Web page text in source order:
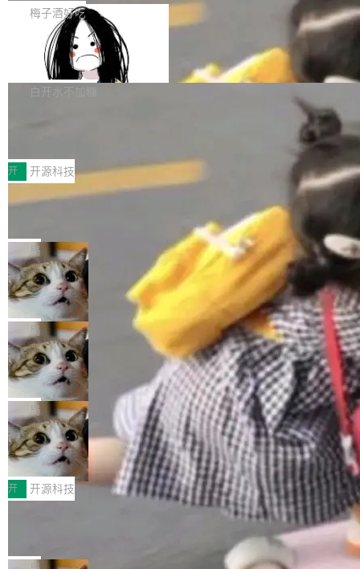
提交的编辑请求也长期处于待处理状态。 Groki
pedia 于去年底上线，定位为由人工智能生成内
容的百科平台，被马斯克视为传统众包百科网站
维基百科的替代方案。Lawfare 调查发现，无论
热门页面还是低关注度页面，均未出现近期更
是这样的：配 MessageSource 的 Bean、写 R
eloadableResourceBundleMessageSource、
声明 LocaleResolver、注册 LocaleChangeInt
erceptor…五六步之后才能看到第一行翻译文
本。 Solon 换了个方式。整个 i18n 模块围绕三
梅子酒好吃
Apache Doris 4.1 全面增强 Iceberg：
支持 UPDATE、MERGE INTO 与 Iceb
erg V3
Apache Doris 4.1 要补齐的，正是缺失的那一
半。在已有查询能力的基础上，Doris 进一步支
常维护操作，并完整支持 Iceberg V3 格式。
白开水不加糖
村国家自主创新示范区会议中心开幕。本届大会
由中关村智联软件服务业质量创新联盟主办，以
“智构可信·质创未来——AI原生时代的质量新范
式”为主题，直面AI从实验室走向规模化产业落地
的核心质量命题。会上，《2026智能研发生产力
工具选型手册》发布，Testin云测的Testin XAge
nt智能测试系统入选AI测试领域代表产品。对CI
O而言，这提示了一个转变：AI测试正在从效率
工具升级为企业的质量基础设施。 CIO面对的新
现实 过去两年，CIO们的焦虑清单上多了两项：
一是如何让大模型和智能体应用安全地从PoC走
向生产，二是如何让测试团队跟得上AI应用...
开 开源科技
让非法状态不可表示：一篇关于 ADT
有一种东西，一旦用过就回不去了。Alex Fedos
eev 管它叫"软件设计的基石"。 他说的东西不新
鲜——代数数据类型（ADT），尤其是和类型
（sum type）。但他说清楚了一件事：这不是类
型系统的学术体操，是日常编码的思维方式。 文
章从一个简单的例子切入。一个网站的深色主题
设置，如果用布尔值 + 可空字段来表示——bool
ean 表示是否可切换，nullable 的默认模式、浅
色方案、深色方案——会产生大量无意义的组
合。方案缺了、配置冲突了、全 null 了。要知道
哪些组合有效，作者说，你得靠"文档、校验、或
者部落知识"。 换个写法。Rust 的 enum，两个
变体：Switchable...
局
Cloudflare 开源内部企业 AI 平台 Clou
dflare OS
Cloudflare 发布了一个开源项目 Cloudflare O
S。如果你只看官方博客，你会觉得这是又一
个"AI 知识库 + 聊天机器人"——每个大厂都在
做，没什么新鲜的。 但 Kenton Varda 在 Twitte
r 上把事情说清楚了： 今天我们发布了 Cloudfla
re OS，一个带连接器的聊天机器人，跟其他所
有科技公司做的一样。只不过，实际上它不一
样。这是 Sandstorm.io 的重制版，我十年前的
那个创业公司。不同的是，这次它构建在 Cloudf
lare Workers 上——我花了九年时间搭建的平台
——并且深度集成了 AI。这基本上是我十年秘密
局
Deno 团队开源 Celld，可自托管的分
布式 Durable Objects
Ryan Dahl 领导的 Deno 团队推出了最新开源项
目 Celld，一个能在自己机器上运行 Cloudflare
Workers 和 Durable Objects 的守护进程。 设
计思路很直接：每个对象是一个独立的 SQLite
数据库，按名称寻址，复制到你自己的 S3 兼容
存储库里。节点之间只通过这个存储库协调——
没有控制平面，没有共识协议。每个对象自带一
个小型数据库，应用天然按分片构建，单个数据
库的竞争和爆炸半径问题在设计层面就被消除
了。 闲置的 cell 会休眠到几乎不占资源。当 cel
局
鲁大师7月新机性能/流畅/AI榜：vivo夺
性能、流畅双第一，三星Galaxy Z系列
新折叠缺席
2026年7月的手机市场，由于存储等硬件成本暴
增，手机厂商的日子也不好过啊，新机速度明显
放缓，因此硝烟味淡了许多。新机参数规格除开
Fold8 / Z Flip8）外，其余要么是中低端机器，
例如iQOO Z11i、REDMI Note 17、REDMI No
开 开源科技
Zed 编辑器团队发布了新项目——DeltaDB，一
个在 git commit 之间记录每一次编辑操作的版